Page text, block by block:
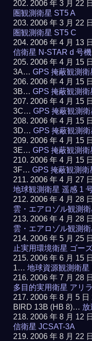
2006 年 3 月 22
圏観測衛星 ST5 A
2006 年 3 月 22
圏観測衛星 ST5 C
2006 年 4 月 13
信衛星 N-STAR d 号機
2006 年 4 月 15
3A…GPS 掩蔽観測
2006 年 4 月 15
3B…GPS 掩蔽観測
2006 年 4 月 15
3C…GPS 掩蔽観測
2006 年 4 月 15
3D…GPS 掩蔽観測
2006 年 4 月 15
3E…GPS 掩蔽観測
2006 年 4 月 15
3F…GPS 掩蔽観測
2006 年 4 月 27
地球観測衛星 遥感 1
2006 年 4 月 28
雲・エアロゾル観測
2006 年 4 月 28
雲・エアロゾル観測
2006 年 5 月 25
止実用環境衛星 ゴー
2006 年 6 月 15
1…地球資源観測衛星
2006 年 7 月 28
多目的実用衛星 アリ
2006 年 8 月 5
BIRD 13B (HB 8)… 放
2006 年 8 月 12
信衛星 JCSAT-3A
2006 年 8 月 22